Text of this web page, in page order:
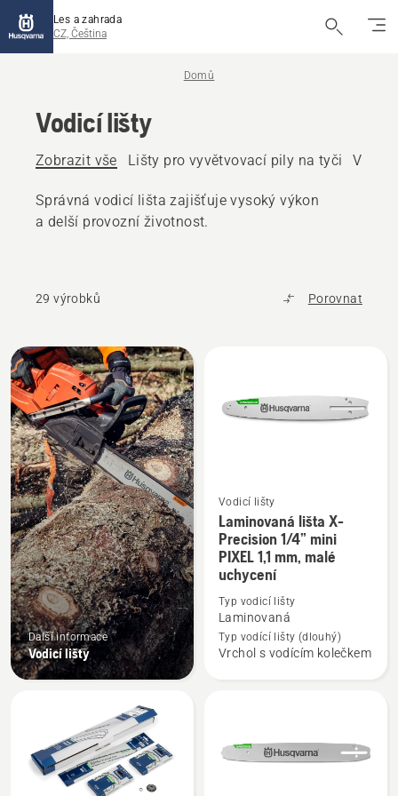
Les a zahrada
CZ, Čeština
Domů
Vodicí lišty
Zobrazit vše Lišty pro vyvětvovací pily na tyči Vodicí
Správná vodicí lišta zajišťuje vysoký výkon
a delší provozní životnost.
29 výrobků Porovnat
Všechny
výrobky
Další informace
Vodicí lišty
Zobrazit
více
informací
Laminovaná
lišta
1,1
Vodicí lišty
Laminovaná lišta X-
Precision 1/4” mini
PIXEL 1,1 mm, malé
uchycení
Typ vodicí lišty
Laminovaná
Typ vodící lišty (dlouhý)
Vrchol s vodícím kolečkem